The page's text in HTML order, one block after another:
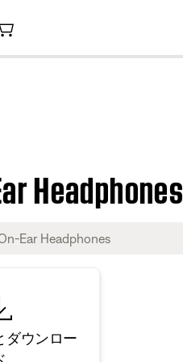
Headphones
ダウンロー